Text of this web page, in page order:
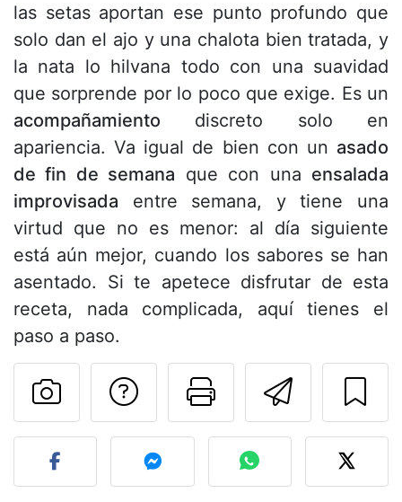
las setas aportan ese punto profundo que
solo dan el ajo y una chalota bien tratada, y
la nata lo hilvana todo con una suavidad
que sorprende por lo poco que exige. Es un
acompañamiento discreto solo en
apariencia. Va igual de bien con un asado
de fin de semana que con una ensalada
improvisada entre semana, y tiene una
virtud que no es menor: al día siguiente
está aún mejor, cuando los sabores se han
asentado. Si te apetece disfrutar de esta
receta, nada complicada, aquí tienes el
paso a paso.
Imprimir
Preguntar al autor
Publicar la foto de esta